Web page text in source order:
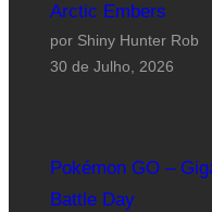
Arctic Embers
por Shiny Hunter Rob
30 de Julho, 2026
Pokémon GO –
Battle Day